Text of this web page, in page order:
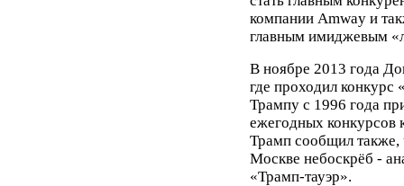
компании Amway и
главным имиджевым
В ноябре 2013 года
где проходил
Трампу с 1996 года
ежегодных конкурсов
Трамп сообщил также,
Москве небоскрёб -
«Трамп-тауэр».